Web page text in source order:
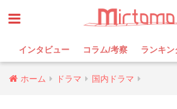
インタビュー コラム/考察 ランキン
ホーム ドラマ 国内ドラマ